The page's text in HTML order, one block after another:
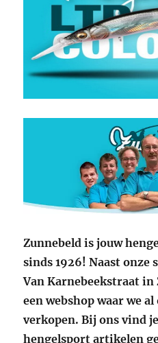
Zunnebeld is jouw
sinds 1926! Naast onze
Van Karnebeekstraat in
een webshop waar we
verkopen. Bij ons vind
hengelsport artikelen